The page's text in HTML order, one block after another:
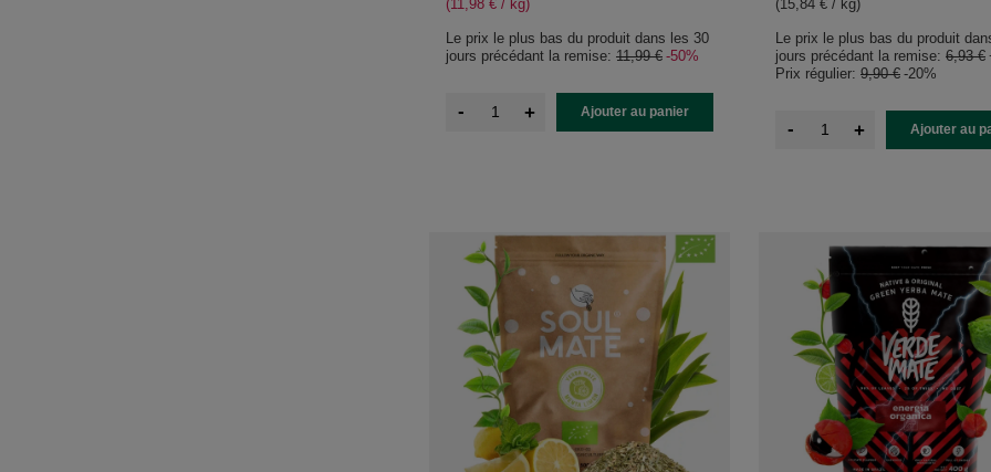
(11,98 € / kg)
Le prix le plus bas du produit dans les 30
jours précédant la remise: 11,99 € -50%
- + Ajouter au panier
(15,84 € / kg)
Le prix le plus bas du produit
jours précédant la remise: 6,93 €
Prix régulier: 9,90 € -20%
- + Ajouter au